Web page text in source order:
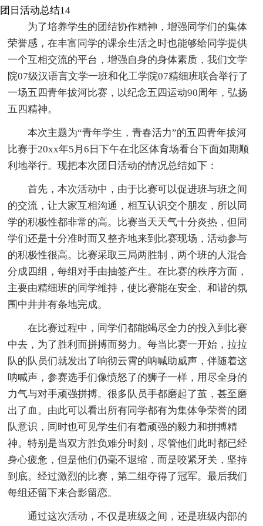
团日活动总结14
为了培养学生的团结协作精神，增强同学们的集体
荣誉感，在丰富同学的课余生活之时也能够给同学提供
一个互相交流的平台，增强自身的身体素质，我们文学
院07级汉语言文学一班和化工学院07精细班联合举行了
一场五四青年拔河比赛，以纪念五四运动90周年，弘扬
五四精神。
本次主题为“青年学生，青春活力”的五四青年拔河
比赛于20xx年5月6日下午在北区体育场看台下面如期顺
利地举行。现把本次团日活动的情况总结如下：
首先，本次活动中，由于比赛可以促进班与班之间
的交流，让大家互相沟通，相互认识交个朋友，所以同
学的积极性都非常的高。比赛当天天气十分炎热，但同
学们还是十分准时而又整齐地来到比赛现场，活动参与
的积极性很高。比赛采取三局两胜制，两个班的人混合
分成四组，每组对手由抽签产生。在比赛的秩序方面，
主要由精细班的同学维持，使比赛能在安全、和谐的氛
围中井井有条地完成。
在比赛过程中，同学们都能竭尽全力的投入到比赛
中去，为了胜利而拼搏而努力。每当比赛一开始，拉拉
队的队员们就发出了响彻云霄的呐喊助威声，伴随着这
呐喊声，参赛选手们像愤怒了的狮子一样，用尽全身的
力气与对手顽强拼搏。很多队员手都磨起了茧，甚至磨
出了血。由此可以看出所有同学都有为集体争荣誉的团
队意识，同时也可见学生们有着顽强的毅力和拼搏精
神。特别是当双方胜负难分时刻，尽管他们此时都已经
身心疲惫，但是他们仍毫不退缩，而是咬紧牙关，坚持
到底。经过激烈的比赛，第二组夺得了冠军。最后我们
每组还留下来合影留恋。
通过这次活动，不仅是班级之间，还是班级内部的